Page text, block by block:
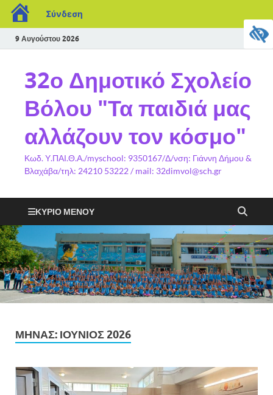
Σύνδεση
9 Αυγούστου 2026
32ο Δημοτικό Σχολείο
Βόλου "Τα παιδιά μας
αλλάζουν τον κόσμο"
Κωδ. Υ.ΠΑΙ.Θ.Α./myschool: 9350167/Δ/νση: Γιάννη Δήμου &
Βλαχάβα/τηλ: 24210 53222 / mail: 32dimvol@sch.gr
ΚΎΡΙΟ ΜΕΝΟΎ
ΜΉΝΑΣ: ΙΟΎΝΙΟΣ 2026